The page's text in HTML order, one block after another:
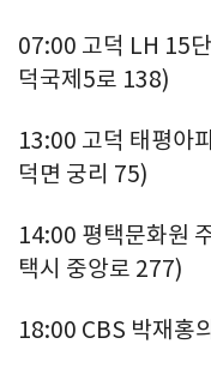
07:00 고덕 LH 15
덕국제5로 138)
13:00 고덕 태평아
덕면 궁리 75)
14:00 평택문화원
택시 중앙로 277)
18:00 CBS 박재홍